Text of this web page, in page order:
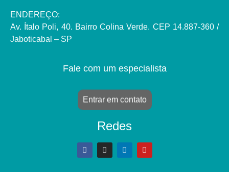
ENDEREÇO:
Av. Ítalo Poli, 40. Bairro Colina Verde. CEP 14.887-360 /
Jaboticabal – SP
Fale com um especialista
Entrar em contato
Redes